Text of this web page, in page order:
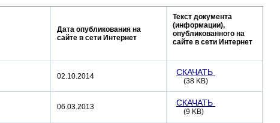
Дата опубликования на
сайте в сети Интернет
Текст документа
(информации),
опубликованного на
сайте в сети Интернет
02.10.2014 СКАЧАТЬ
(38 KB)
06.03.2013 СКАЧАТЬ
(9 KB)